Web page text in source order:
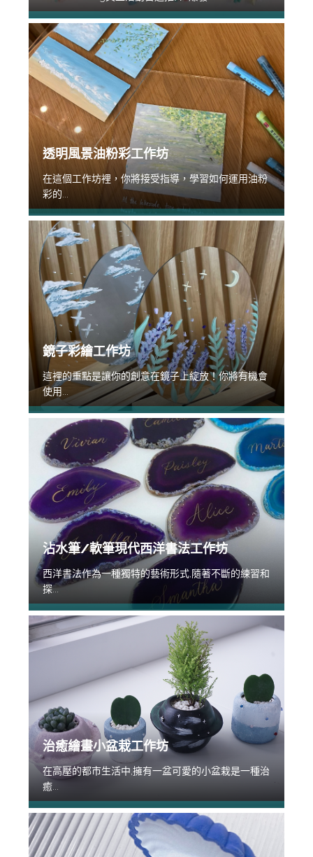
透明風景油粉彩工作坊
在這個工作坊裡，你將接受指導，學習如何運用油粉
彩的...
鏡子彩繪工作坊
這裡的重點是讓你的創意在鏡子上綻放！你將有機會
使用...
沾水筆/軟筆現代西洋書法工作坊
西洋書法作為一種獨特的藝術形式,隨著不斷的練習和
探...
治癒繪畫小盆栽工作坊
在高壓的都市生活中,擁有一盆可愛的小盆栽是一種治
癒...